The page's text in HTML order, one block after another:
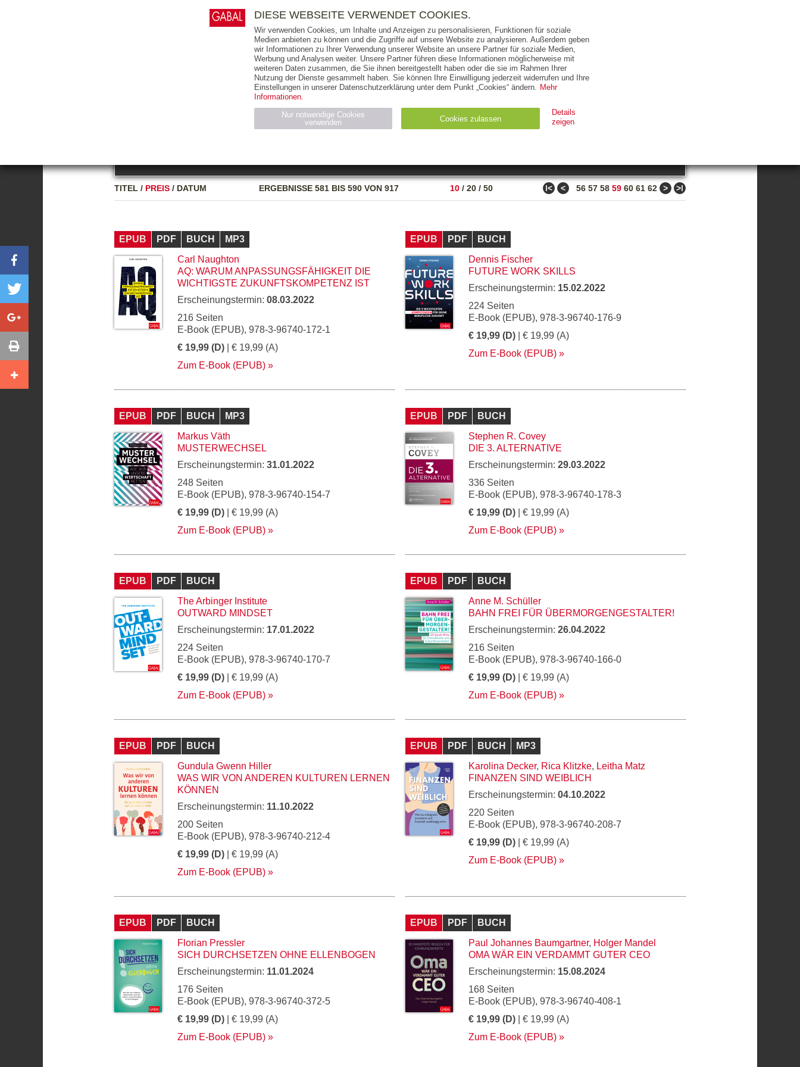
AUSGABEART AUS DER REIHE ZUM THEMA
TITEL / PREIS / DATUM ERGEBNISSE581 BIS 590 VON 917 10 / 20 / 50 ǀ< < 56 57 58 59 60 61 62 > >ǀ
EPUB PDF BUCH
MP3
Carl Naughton
AQ: WARUM ANPASSUNGSFÄHIGKEIT DIE
WICHTIGSTE ZUKUNFTSKOMPETENZ IST
Erscheinungstermin: 08.03.2022
216 Seiten
E-Book (EPUB), 978-3-96740-172-1
€ 19,99 (D) | € 19,99 (A)
Zum E-Book (EPUB)
EPUB PDF
BUCH
Dennis Fischer
FUTURE WORK SKILLS
Erscheinungstermin: 15.02.2022
224 Seiten
E-Book (EPUB), 978-3-96740-176-9
€ 19,99 (D) | € 19,99 (A)
Zum E-Book (EPUB)
EPUB PDF BUCH
MP3
Markus Väth
MUSTERWECHSEL
Erscheinungstermin: 31.01.2022
248 Seiten
E-Book (EPUB), 978-3-96740-154-7
€ 19,99 (D) | € 19,99 (A)
Zum E-Book (EPUB)
EPUB PDF
BUCH
Stephen R. Covey
DIE 3. ALTERNATIVE
Erscheinungstermin: 29.03.2022
336 Seiten
E-Book (EPUB), 978-3-96740-178-3
€ 19,99 (D) | € 19,99 (A)
Zum E-Book (EPUB)
EPUB PDF
BUCH
The Arbinger Institute
OUTWARD MINDSET
Erscheinungstermin: 17.01.2022
224 Seiten
E-Book (EPUB), 978-3-96740-170-7
€ 19,99 (D) | € 19,99 (A)
Zum E-Book (EPUB)
EPUB PDF
BUCH
Anne M. Schüller
BAHN FREI FÜR ÜBERMORGENGESTALTER!
Erscheinungstermin: 26.04.2022
216 Seiten
E-Book (EPUB), 978-3-96740-166-0
€ 19,99 (D) | € 19,99 (A)
Zum E-Book (EPUB)
EPUB PDF
BUCH
Gundula Gwenn Hiller
WAS WIR VON ANDEREN KULTUREN LERNEN
KÖNNEN
Erscheinungstermin: 11.10.2022
200 Seiten
E-Book (EPUB), 978-3-96740-212-4
€ 19,99 (D) | € 19,99 (A)
Zum E-Book (EPUB)
EPUB PDF BUCH
MP3
Karolina Decker, Rica Klitzke, Leitha Matz
FINANZEN SIND WEIBLICH
Erscheinungstermin: 04.10.2022
220 Seiten
E-Book (EPUB), 978-3-96740-208-7
€ 19,99 (D) | € 19,99 (A)
Zum E-Book (EPUB)
EPUB PDF
BUCH
Florian Pressler
SICH DURCHSETZEN OHNE ELLENBOGEN
Erscheinungstermin: 11.01.2024
176 Seiten
E-Book (EPUB), 978-3-96740-372-5
€ 19,99 (D) | € 19,99 (A)
Zum E-Book (EPUB)
EPUB PDF
BUCH
Paul Johannes Baumgartner, Holger Mandel
OMA WÄR EIN VERDAMMT GUTER CEO
Erscheinungstermin: 15.08.2024
168 Seiten
E-Book (EPUB), 978-3-96740-408-1
€ 19,99 (D) | € 19,99 (A)
Zum E-Book (EPUB)
E-BOOKS AUDIO-CDS MP3 NON-BOOKS
THEMEN AUTOREN VERLAG
RIGHTS PRESSE HANDEL FÜR UNTERNEHMEN
DIESE WEBSEITE VERWENDET COOKIES.
Wir verwenden Cookies, um Inhalte und Anzeigen zu personalisieren, Funktionen für soziale
Medien anbieten zu können und die Zugriffe auf unsere Website zu analysieren. Außerdem geben
wir Informationen zu Ihrer Verwendung unserer Website an unsere Partner für soziale Medien,
Werbung und Analysen weiter. Unsere Partner führen diese Informationen möglicherweise mit
weiteren Daten zusammen, die Sie ihnen bereitgestellt haben oder die sie im Rahmen Ihrer
Nutzung der Dienste gesammelt haben. Sie können Ihre Einwilligung jederzeit widerrufen und Ihre
Einstellungen in unserer Datenschutzerklärung unter dem Punkt „Cookies“ ändern. Mehr
Informationen.
Nur notwendige Cookies
verwenden
Cookies zulassen
Details
zeigen
Name Anbieter Zweck Ablauf
Typ
CMS_SESSION_ID
gabal-
Wird für die Speicherung der Benutzer-Session verwendet Session HTTP